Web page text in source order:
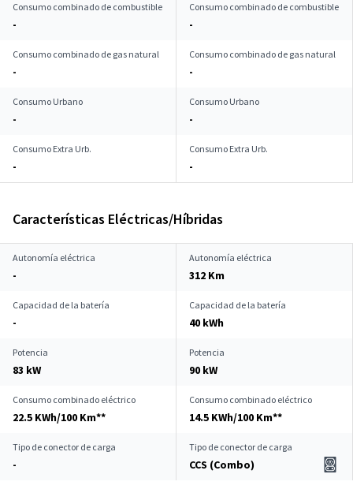
Consumo combinado de combustible
-
Consumo combinado de combustible
-
Consumo combinado de gas natural
-
Consumo combinado de gas natural
-
Consumo Urbano
-
Consumo Urbano
-
Consumo Extra Urb.
-
Consumo Extra Urb.
-
Características Eléctricas/Híbridas
Autonomía eléctrica
-
Autonomía eléctrica
312 Km
Capacidad de la batería
-
Capacidad de la batería
40 kWh
Potencia
83 kW
Potencia
90 kW
Consumo combinado eléctrico
22.5 KWh/100 Km**
Consumo combinado eléctrico
14.5 KWh/100 Km**
Tipo de conector de carga
-
Tipo de conector de carga
CCS (Combo)